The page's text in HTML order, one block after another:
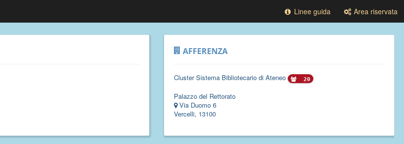
Linee guida Area riservata
AFFERENZA
Cluster Sistema Bibliotecario di Ateneo 20
Palazzo del Rettorato
Via Duomo 6
Vercelli, 13100